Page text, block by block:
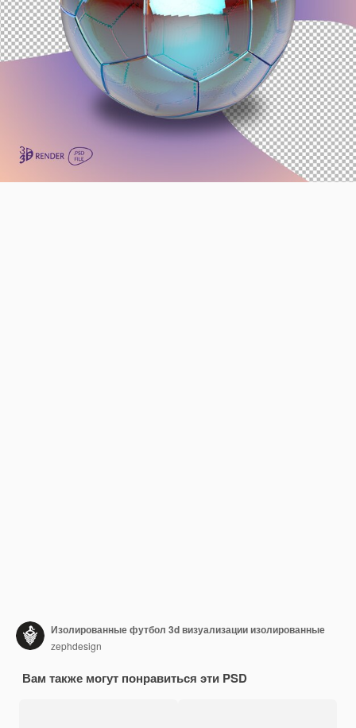
Изолированные футбол 3d визуализации изолированные
zephdesign
Вам также могут понравиться эти PSD